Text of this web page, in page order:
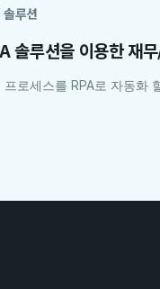
루션
솔루션을 이용한 재
프로세스를 RPA로 자동화